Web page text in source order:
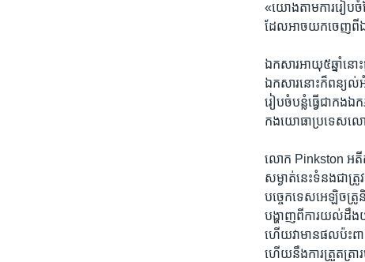
«យោង​តាម​ការ​រៀបចំ​
ដែល​អាច​យក​ចេញ​ពីឯ
ឯកសារ​អាយុ​៥​ឆ្នាំ​នោះ​
ឯកសារ​នោះ​ក៏​ពន្យល់​អំ
រៀបចំ​បន្លំ​ធ្វើ​ជា​កង​
កង​យោធា​ប្រទេស​ល
លោក ​Pinkston​ អតី
សម្ងាត់​នេះ​ទំនង​ជា​ត្
បច្ចេក​ទេស​អេឡិចត្រូ
បង្ហាញ​ពី​ការ​យល់​ដឹង​យ៉
ហើយ​វា​មាន​ផល​ប៉ះពា
ហើយ​នឹង​ការ​ត្រួតត្រា​